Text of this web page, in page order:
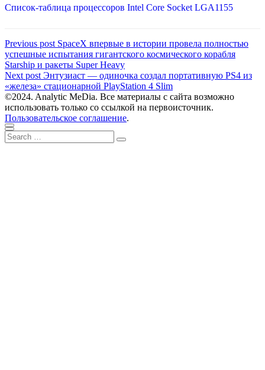
Список-таблица процессоров Intel Core Socket LGA1155
Навигация
по
записям
Previous post Previous
post:
SpaceX впервые в истории провела полностью
успешные испытания гигантского космического корабля
Starship и ракеты Super Heavy
Next post Next
post:
Энтузиаст — одиночка создал портативную PS4 из
«железа» стационарной PlayStation 4 Slim
©2024. Analytic MeDia. Все материалы с сайта возможно
использовать только со ссылкой на первоисточник.
Пользовательское соглашение.
Scroll
to
Close
Search
for:
Search